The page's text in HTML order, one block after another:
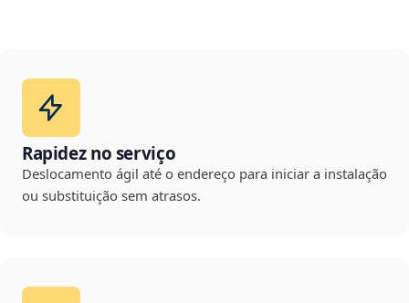
Rapidez no serviço
Deslocamento ágil até o endereço para iniciar a instalação
ou substituição sem atrasos.